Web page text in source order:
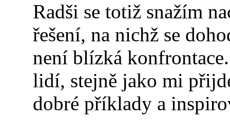
Radši se totiž snažím
řešení, na nichž se
není blízká
lidí, stejně jako mi
dobré příklady a